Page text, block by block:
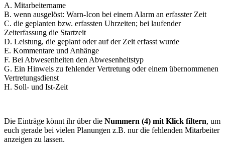
A. Mitarbeitername
B. wenn ausgelöst: Warn-Icon bei einem Alarm an erfasster Zeit
C. die geplanten bzw. erfassten Uhrzeiten; bei laufender
Zeiterfassung die Startzeit
D. Leistung, die geplant oder auf der Zeit erfasst wurde
E. Kommentare und Anhänge
F. Bei Abwesenheiten den Abwesenheitstyp
G. Ein Hinweis zu fehlender Vertretung oder einem übernommenen
Vertretungsdienst
H. Soll- und Ist-Zeit
Die Einträge könnt ihr über die Nummern (4) mit Klick filtern, um
euch gerade bei vielen Planungen z.B. nur die fehlenden Mitarbeiter
anzeigen zu lassen.